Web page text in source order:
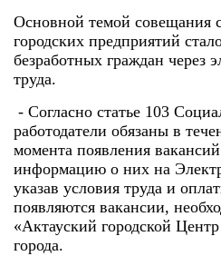
Основной темой совещания
городских предприятий
безработных граждан через
труда.
- Согласно статье 103
работодатели обязаны в
момента появления
информацию о них на
указав условия труда и
появляются вакансии,
«Актауский городской
города.